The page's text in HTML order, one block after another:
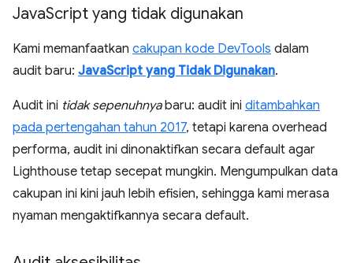
JavaScript yang tidak digunakan
Kami memanfaatkan cakupan kode DevTools dalam
audit baru: JavaScript yang Tidak Digunakan.
Audit ini tidak sepenuhnyabaru: audit ini ditambahkan
pada pertengahan tahun 2017, tetapi karena overhead
performa, audit ini dinonaktifkan secara default agar
Lighthouse tetap secepat mungkin. Mengumpulkan data
cakupan ini kini jauh lebih efisien, sehingga kami merasa
nyaman mengaktifkannya secara default.